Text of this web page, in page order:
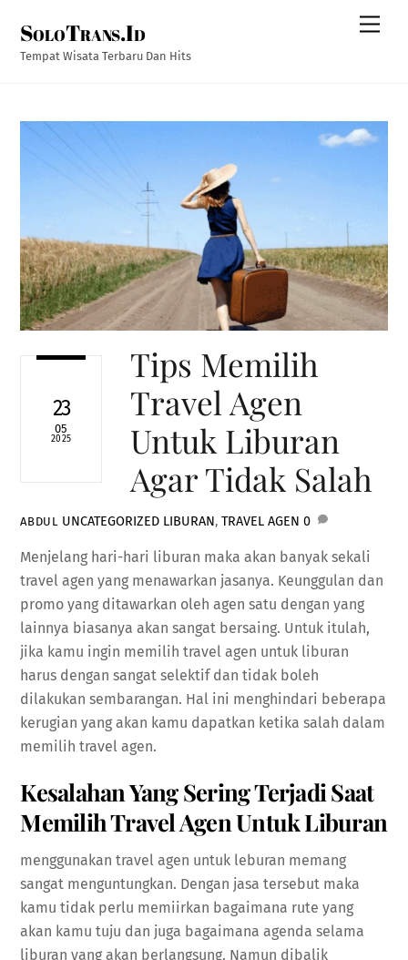
content
SoloTrans.Id
Tempat Wisata Terbaru Dan Hits
23
05
2025
Tips Memilih
Travel Agen
Untuk Liburan
Agar Tidak Salah
ABDUL UNCATEGORIZED LIBURAN, TRAVEL AGEN 0
Menjelang hari-hari liburan maka akan banyak sekali
travel agen yang menawarkan jasanya. Keunggulan dan
promo yang ditawarkan oleh agen satu dengan yang
lainnya biasanya akan sangat bersaing. Untuk itulah,
jika kamu ingin memilih travel agen untuk liburan
harus dengan sangat selektif dan tidak boleh
dilakukan sembarangan. Hal ini menghindari beberapa
kerugian yang akan kamu dapatkan ketika salah dalam
memilih travel agen.
Kesalahan Yang Sering Terjadi Saat
Memilih Travel Agen Untuk Liburan
menggunakan travel agen untuk leburan memang
sangat menguntungkan. Dengan jasa tersebut maka
kamu tidak perlu memiirkan bagaimana rute yang
akan kamu tuju dan juga bagaimana agenda selama
liburan yang akan berlangsung. Namun dibalik